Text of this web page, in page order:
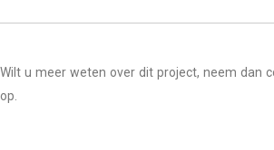
Wilt u meer weten over dit project, neem dan
op.